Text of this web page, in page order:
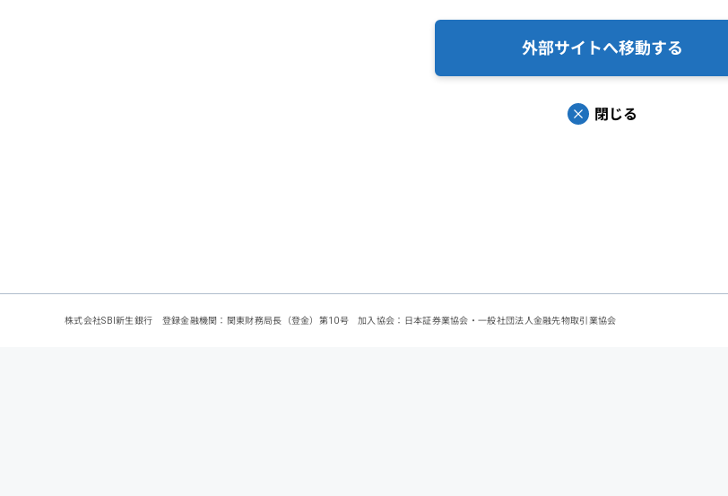
外部サイトへ移動する
閉じる
株式会社SBI新生銀行 登録金融機関：関東財務局長（登金）第10号 加入協会：日本証券業協会・一般社団法人金融先物取引業協会